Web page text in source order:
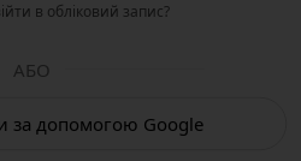
в обліковий запис?
АБО
за допомогою Google